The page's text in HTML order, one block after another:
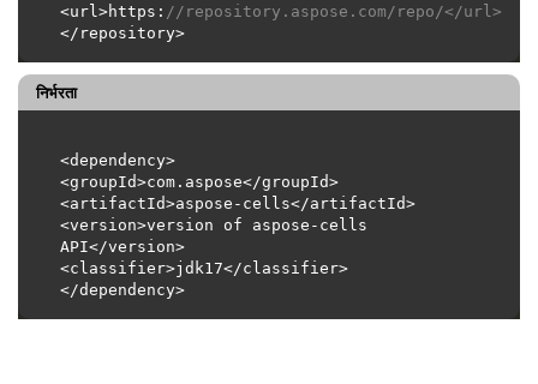
<url>https: //repository.aspose.com/repo/</url>
निर्भरता
<version>version of aspose-cells